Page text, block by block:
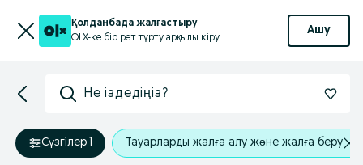
Қолданбада жалғастыру
OLX-ке бір рет түрту арқылы кіру
Ашу
Не іздедіңіз?
Сүзгілер·1 Тауарларды жалға алу және жалға беру